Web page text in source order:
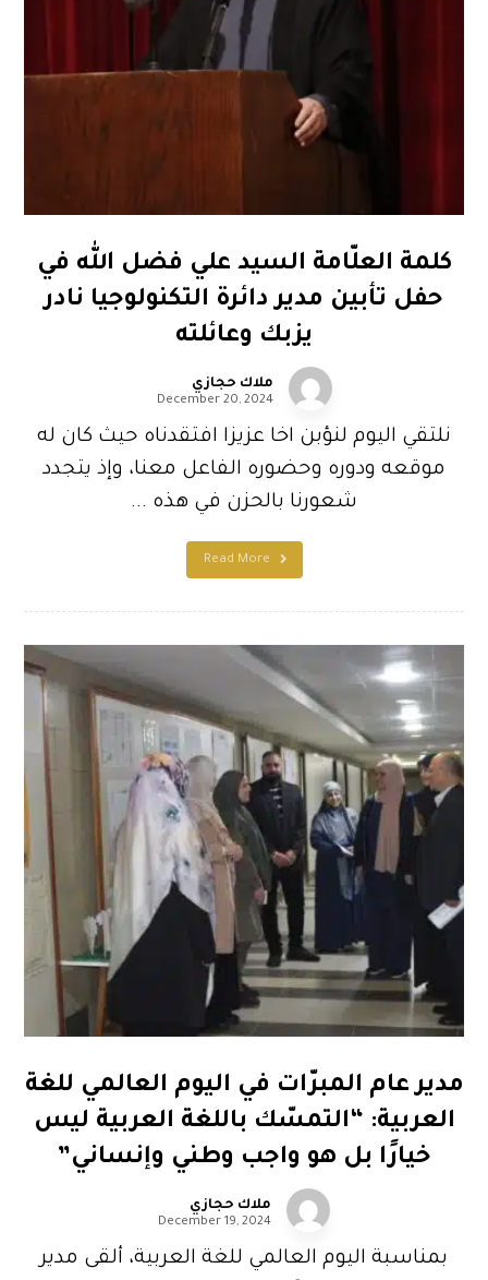
كلمة العلّامة السيد علي فضل الله في
حفل تأبين مدير دائرة التكنولوجيا نادر
يزبك وعائلته
ملاك حجازي
December 20, 2024
نلتقي اليوم لنؤبن اخا عزيزا افتقدناه حيث كان له
موقعه ودوره وحضوره الفاعل معنا، وإذ يتجدد
شعورنا بالحزن في هذه ...
Read More
مدير عام المبرّات في اليوم العالمي للغة
العربية: “التمسّك باللغة العربية ليس
خيارًا بل هو واجب وطني وإنساني”
ملاك حجازي
December 19, 2024
بمناسبة اليوم العالمي للغة العربية، ألقى مدير